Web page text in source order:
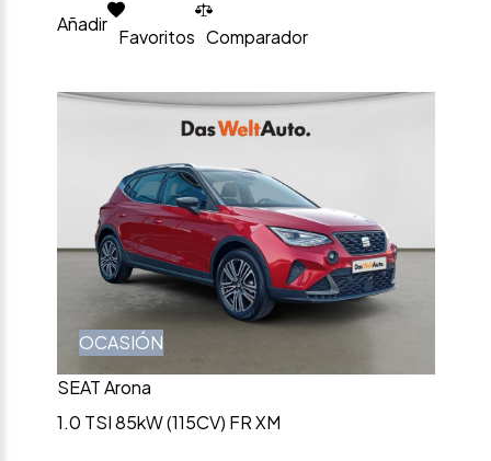
Añadir
Favoritos Comparador
OCASIÓN
SEAT Arona
1.0 TSI 85kW (115CV) FR XM